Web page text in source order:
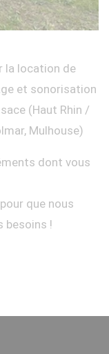
la location de
et sonorisation
(Haut Rhin /
Mulhouse)
dont vous
que nous
besoins !